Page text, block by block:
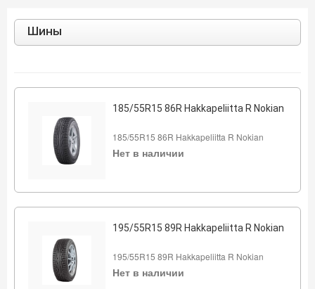
Шины
185/55R15 86R Hakkapeliitta R Nokian
185/55R15 86R Hakkapeliitta R Nokian
Нет в наличии
195/55R15 89R Hakkapeliitta R Nokian
195/55R15 89R Hakkapeliitta R Nokian
Нет в наличии